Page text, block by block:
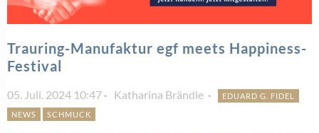
Trauring-Manufaktur egf meets Happiness-
Festival
05. Juli. 2024 10:47 Katharina Brändle
EDUARD G. FIDEL
NEWS
SCHMUCK